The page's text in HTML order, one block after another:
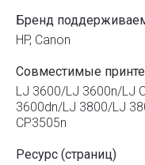
Бренд
HP, Canon
Совместимые
LJ 3600/LJ 3600n/LJ
3600dn/LJ 3800/LJ
CP3505n
Ресурс (страниц)